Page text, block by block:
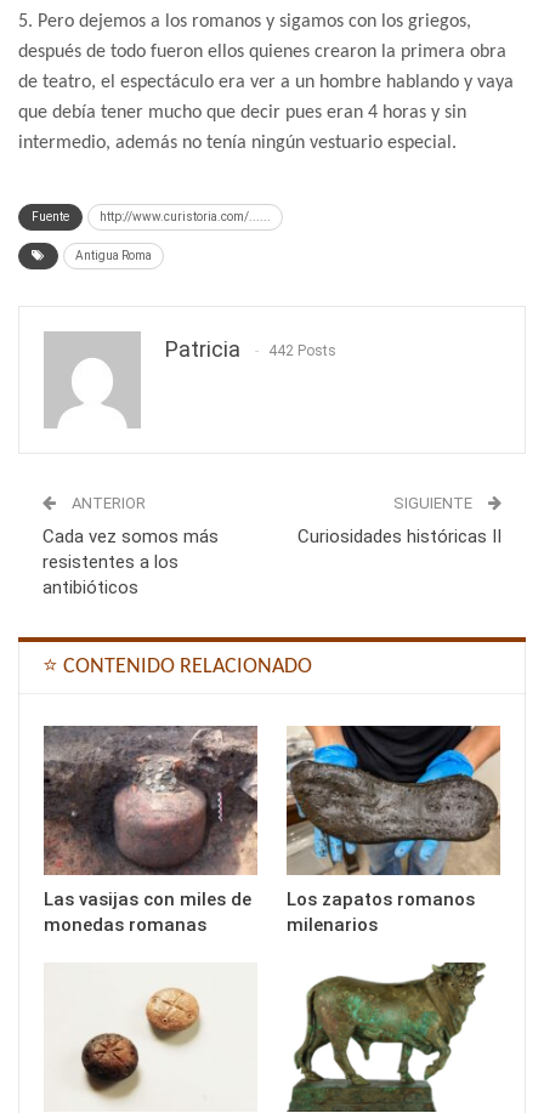
5. Pero dejemos a los romanos y sigamos con los griegos,
después de todo fueron ellos quienes crearon la primera obra
de teatro, el espectáculo era ver a un hombre hablando y vaya
que debía tener mucho que decir pues eran 4 horas y sin
intermedio, además no tenía ningún vestuario especial.
Fuente http://www.curistoria.com/......
Antigua Roma
Patricia 442 Posts
ANTERIOR
Cada vez somos más
resistentes a los
antibióticos
SIGUIENTE
Curiosidades históricas II
⭐ CONTENIDO RELACIONADO
Las vasijas con miles de
monedas romanas
Los zapatos romanos
milenarios